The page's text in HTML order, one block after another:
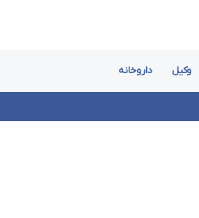
وکیل داروخانه